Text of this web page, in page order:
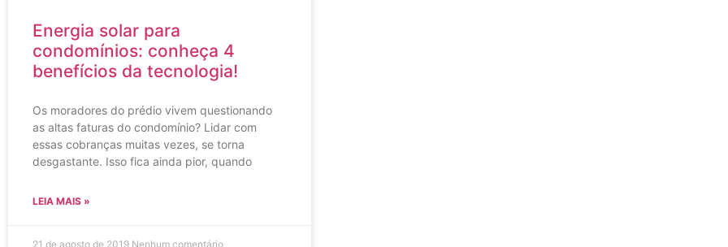
Energia solar para
condomínios: conheça 4
benefícios da tecnologia!
Os moradores do prédio vivem questionando
as altas faturas do condomínio? Lidar com
essas cobranças muitas vezes, se torna
desgastante. Isso fica ainda pior, quando
LEIA MAIS »
21 de agosto de 2019 Nenhum comentário